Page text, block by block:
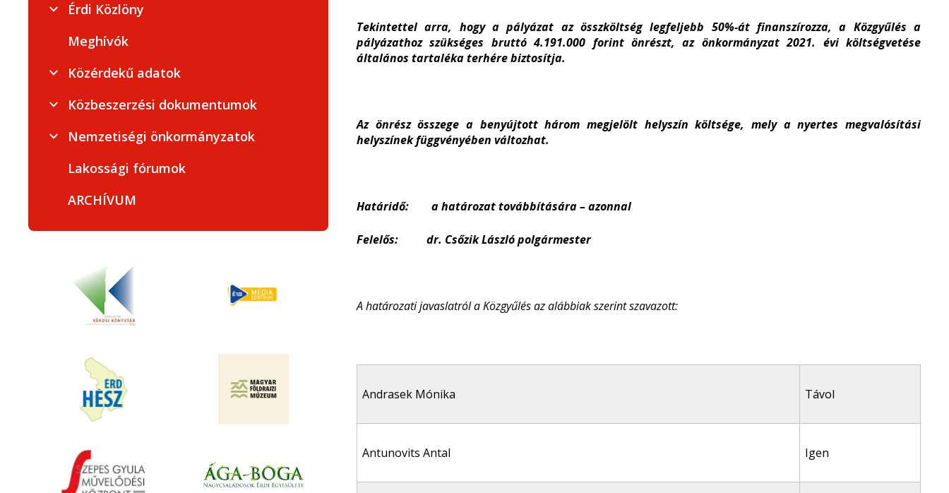
Tekintettel arra, hogy a pályázat az összköltség legfeljebb 50%-át finanszírozza, a Közgyűlés a
pályázathoz szükséges bruttó 4.191.000 forint önrészt, az önkormányzat 2021. évi költségvetése
általános tartaléka terhére biztosítja.
Az önrész összege a benyújtott három megjelölt helyszín költsége, mely a nyertes megvalósítási
helyszínek függvényében változhat.
Határidő: a határozat továbbítására – azonnal
Felelős: dr. Csőzik László polgármester
A határozati javaslatról a Közgyűlés az alábbiak szerint szavazott:
Andrasek Mónika Távol
Antunovits Antal Igen
Érdi Közlöny
Meghívók
Közérdekű adatok
Közbeszerzési dokumentumok
Nemzetiségi önkormányzatok
Lakossági fórumok
ARCHÍVUM